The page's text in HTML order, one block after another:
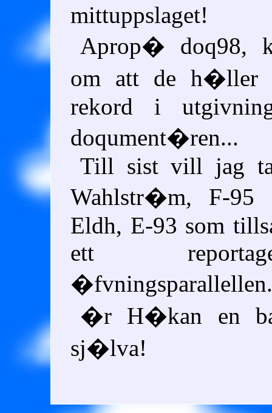
mittuppslaget!
Aprop� doq98,
om att de
rekord i
doqument�ren...
Till sist vill jag
Wahlstr�m, F-95
Eldh, E-93 som
ett
�r H�kan en
sj�lva!